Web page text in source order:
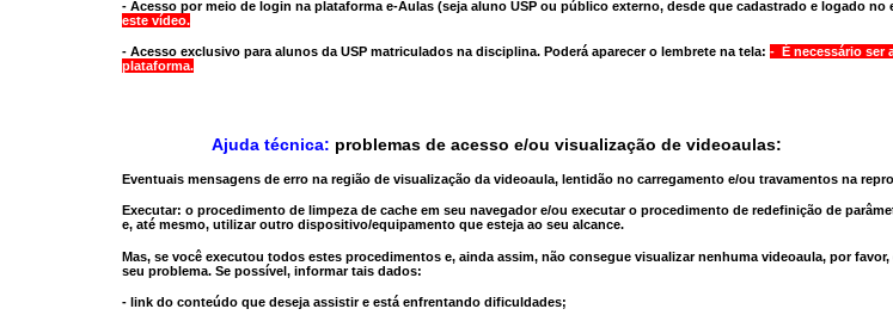
- Acesso por meio de login na plataforma e-Aulas (seja aluno USP ou público externo, desde que cadastrado e logado no
este vídeo.
- Acesso exclusivo para alunos da USP matriculados na disciplina. Poderá aparecer o lembrete na tela: - É necessário ser
plataforma.
Ajuda técnica: problemas de acesso e/ou visualização de videoaulas:
Eventuais mensagens de erro na região de visualização da videoaula, lentidão no carregamento e/ou travamentos na
Executar: o procedimento de limpeza de cache em seu navegador e/ou executar o procedimento de redefinição de
e, até mesmo, utilizar outro dispositivo/equipamento que esteja ao seu alcance.
Mas, se você executou todos estes procedimentos e, ainda assim, não consegue visualizar nenhuma videoaula, por
seu problema. Se possível, informar tais dados:
- link do conteúdo que deseja assistir e está enfrentando dificuldades;